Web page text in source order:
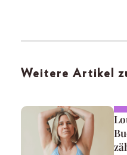
Weitere Artikel